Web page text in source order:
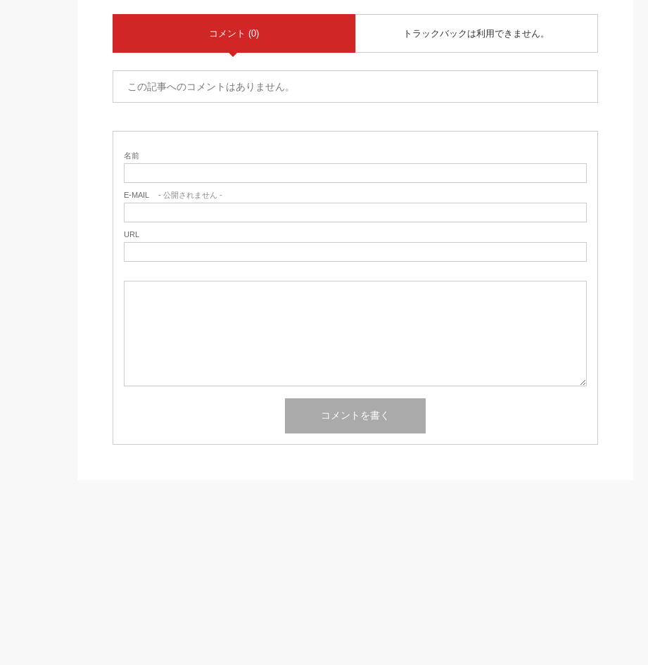
コメント (0) トラックバックは利用できません。
この記事へのコメントはありません。
名前
E-MAIL - 公開されません -
URL